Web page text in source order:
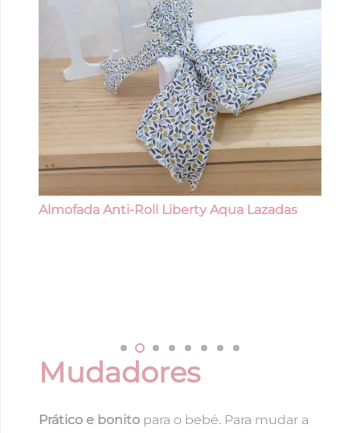
Almofada Anti-Roll Liberty Aqua Lazadas
Mudadores
Prático e bonito para o bebé. Para mudar a